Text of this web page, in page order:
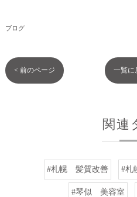
ブログ
< 前のページ 一覧に
関連
#札幌 髪質改善 #
#琴似 美容室